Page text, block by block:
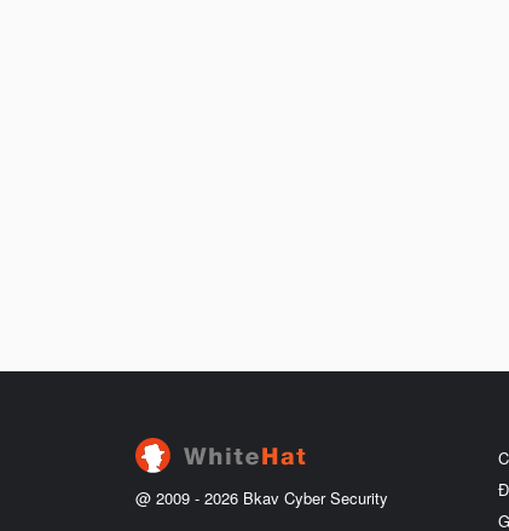
@ 2009 - 2026 Bkav Cyber Security